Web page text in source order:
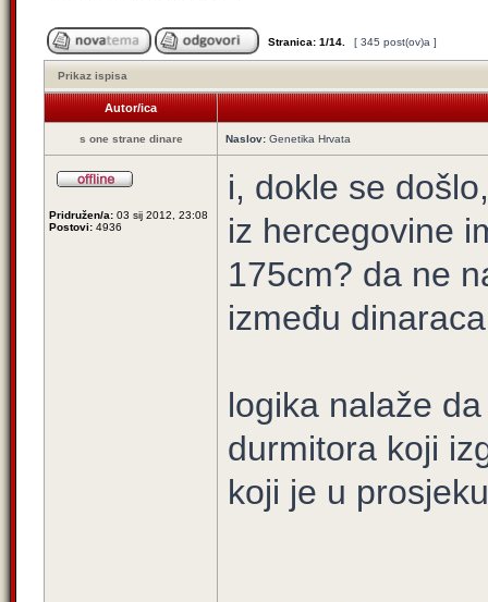
Stranica: 1/14 [ 345 post(ov)a ]
Prikaz ispisa
Autor/ica
s one strane dinare Naslov: Genetika Hrvata
Pridružen/a: 03 sij 2012, 23:08
Postovi: 4936
i, dokle se
iz hercegovine
175cm? da ne
između
logika nalaže
durmitora koji
koji je u